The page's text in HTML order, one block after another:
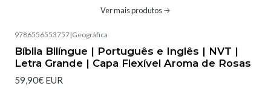
Ver mais produtos
9786556553757|Geográfica
Bíblia Bilíngue | Português e Inglês | NVT |
Letra Grande | Capa Flexível Aroma de Rosas
59,90€ EUR